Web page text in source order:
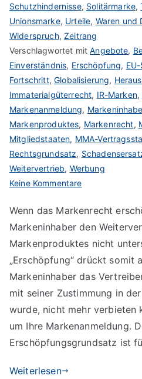
Schutzhindernisse, Solitärmarke,
Unionsmarke, Urteile, Waren und
Widerspruch,Zeitrang
Verschlagwortet mitAngebote,
Einverständnis, Erschöpfung,
Fortschritt,Globalisierung,
Immaterialgüterrecht, IR-Marken,
Markenanmeldung,
Markenproduktes, Markenrecht,
Mitgliedstaaten, MMA-
Rechtsgrundsatz,
Weitervertrieb, Werbung
Keine Kommentarezu
Markenrecht
und
seine
Erschöpfung
Wenn das Markenrecht
Markeninhaber den
Markenproduktes nicht
„Erschöpfung“ drückt somit
Markeninhaber das
mit seiner Zustimmung in
wurde, nicht mehr verbieten
um Ihre Markenanmeldung.
Erschöpfungsgrundsatz ist
Weiterlesen